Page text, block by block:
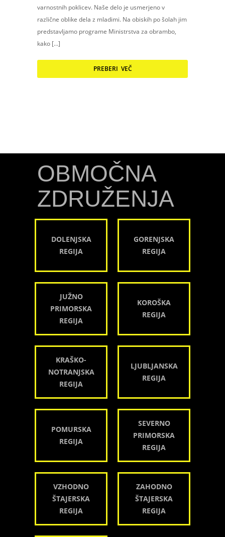
varnostnih poklicev. Naše delo je usmerjeno v
različne oblike dela z mladimi. Na obiskih po šolah jim
predstavljamo programe Ministrstva za obrambo,
kako […]
PREBERI VEČ
OBMOČNA
ZDRUŽENJA
DOLENJSKA
REGIJA
GORENJSKA
REGIJA
JUŽNO
PRIMORSKA
REGIJA
KOROŠKA
REGIJA
KRAŠKO-
NOTRANJSKA
REGIJA
LJUBLJANSKA
REGIJA
POMURSKA
REGIJA
SEVERNO
PRIMORSKA
REGIJA
VZHODNO
ŠTAJERSKA
REGIJA
ZAHODNO
ŠTAJERSKA
REGIJA